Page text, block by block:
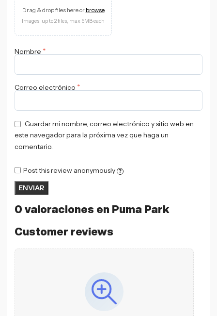
0 valoraciones en Puma Park
Customer reviews
Drag & drop files here or browse
Images: up to 2 files, max 5MB each
Nombre *
Correo electrónico *
Guardar mi nombre, correo electrónico y sitio web en
este navegador para la próxima vez que haga un
comentario.
Post this review anonymously ?